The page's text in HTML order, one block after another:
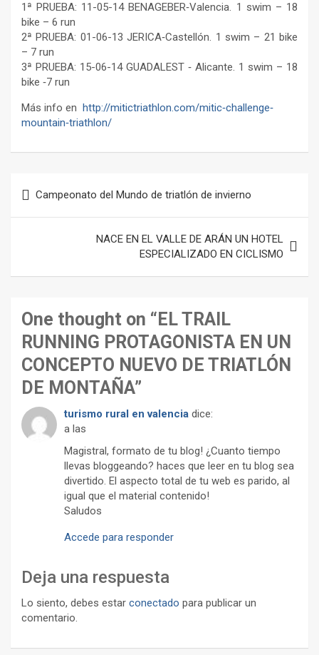
1ª PRUEBA: 11-05-14 BENAGEBER‐Valencia. 1 swim – 18
bike – 6 run
2ª PRUEBA: 01-06-13 JERICA‐Castellón. 1 swim – 21 bike
– 7 run
3ª PRUEBA: 15-06-14 GUADALEST ‐ Alicante. 1 swim – 18
bike ‐7 run
Más info en http://mitictriathlon.com/mitic‐challenge‐
mountain‐triathlon/
de
Campeonato del Mundo de triatlón de invierno
NACE EN EL VALLE DE ARÁN UN HOTEL
ESPECIALIZADO EN CICLISMO
One thought on “ EL TRAIL
RUNNING PROTAGONISTA EN UN
CONCEPTO NUEVO DE TRIATLÓN
DE MONTAÑA”
turismo rural en valencia dice:
a las
Magistral, formato de tu blog! ¿Cuanto tiempo
llevas bloggeando? haces que leer en tu blog sea
divertido. El aspecto total de tu web es parido, al
igual que el material contenido!
Saludos
Accede para responder
Deja una respuesta
Lo siento, debes estar conectado para publicar un
comentario.